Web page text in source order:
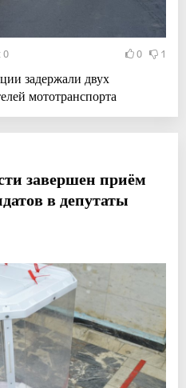
0 0 1
задержали двух
мототранспорта
завершен приём
в депутаты